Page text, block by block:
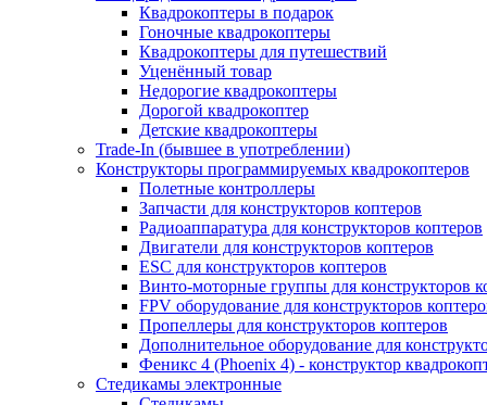
Квадрокоптеры в подарок
Гоночные квадрокоптеры
Квадрокоптеры для путешествий
Уценённый товар
Недорогие квадрокоптеры
Дорогой квадрокоптер
Детские квадрокоптеры
Trade-In (бывшее в употреблении)
Конструкторы программируемых квадрокоптеров
Полетные контроллеры
Запчасти для конструкторов коптеров
Радиоаппаратура для конструкторов коптеров
Двигатели для конструкторов коптеров
ESC для конструкторов коптеров
Винто-моторные группы для конструкторов
FPV оборудование для конструкторов
Пропеллеры для конструкторов коптеров
Дополнительное оборудование для
Феникс 4 (Phoenix 4) - конструктор
Cтедикамы электронные